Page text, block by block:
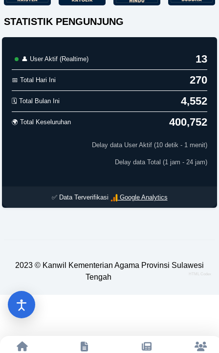
STATISTIK PENGUNJUNG
👤 User Aktif (Realtime) 13
📅 Total Hari Ini 270
🗓️ Total Bulan Ini 4,552
🌍 Total Keseluruhan 400,752
Delay data User Aktif (10 detik - 1 menit)
Delay data Total (1 jam - 24 jam)
✅ Data Terverifikasi Google Analytics
2023 © Kanwil Kementerian Agama Provinsi Sulawesi
Tengah
HTML Codex